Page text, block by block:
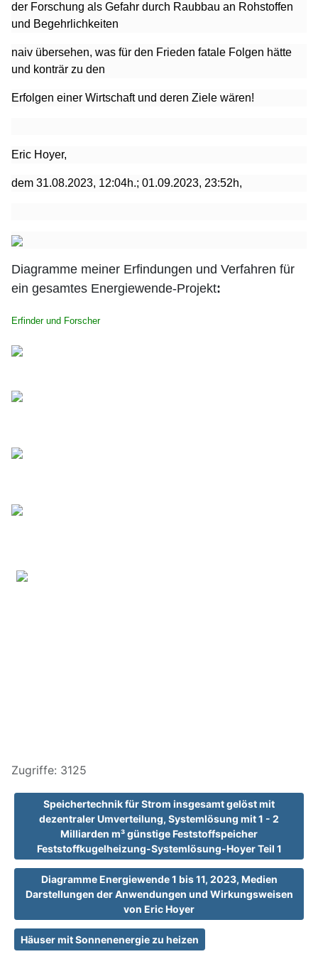
der Forschung als Gefahr durch Raubbau an Rohstoffen
und Begehrlichkeiten
naiv übersehen, was für den Frieden fatale Folgen hätte
und konträr zu den
Erfolgen einer Wirtschaft und deren Ziele wären!
Eric Hoyer,
dem 31.08.2023, 12:04h.; 01.09.2023, 23:52h,
Diagramme meiner Erfindungen und Verfahren für
ein gesamtes Energiewende-Projekt:
Erfinder und Forscher
Zugriffe: 3125
Speichertechnik für Strom insgesamt gelöst mit
dezentraler Umverteilung, Systemlösung mit 1 - 2
Milliarden m³ günstige Feststoffspeicher
Feststoffkugelheizung-Systemlösung-Hoyer Teil 1
Diagramme Energiewende 1 bis 11, 2023, Medien
Darstellungen der Anwendungen und Wirkungsweisen
von Eric Hoyer
Häuser mit Sonnenenergie zu heizen